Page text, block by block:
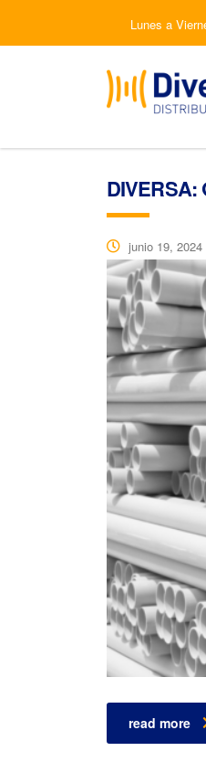
Lunes a
DIVERSA:
junio 19, 2024
read more